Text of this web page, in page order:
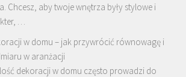
Chcesz, aby twoje wnętrza były stylowe i
…
w domu – jak przywrócić równowagę i
w aranżacji
dekoracji w domu często prowadzi do